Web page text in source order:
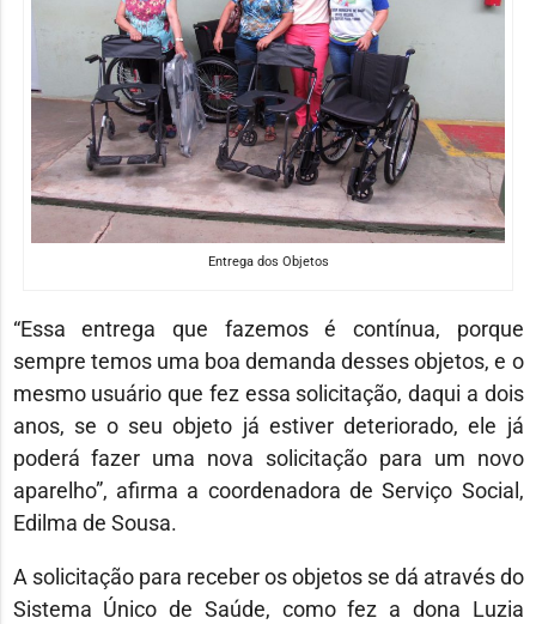
Entrega dos Objetos
“Essa entrega que fazemos é contínua, porque
sempre temos uma boa demanda desses objetos, e o
mesmo usuário que fez essa solicitação, daqui a dois
anos, se o seu objeto já estiver deteriorado, ele já
poderá fazer uma nova solicitação para um novo
aparelho”, afirma a coordenadora de Serviço Social,
Edilma de Sousa.
A solicitação para receber os objetos se dá através do
Sistema Único de Saúde, como fez a dona Luzia